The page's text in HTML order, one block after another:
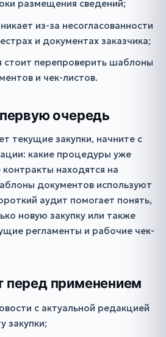
размещения сведений;
из-за несогласованности
и документах заказчика;
стоит перепроверить шаблоны
и чек-листов.
очередь
текущие закупки, начните с
какие процедуры уже
находятся на
документов используют
аудит помогает понять,
новую закупку или также
регламенты и рабочие чек-
перед применением
с актуальной редакцией
закупки;